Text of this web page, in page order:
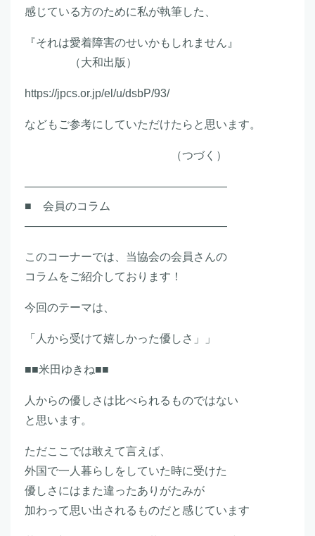
感じている方のために私が執筆した、
『それは愛着障害のせいかもしれません』
（大和出版）
https://jpcs.or.jp/el/u/dsbP/93/
などもご参考にしていただけたらと思います。
（つづく）
――――――――――――――――――
■ 会員のコラム
――――――――――――――――――
このコーナーでは、当協会の会員さんの
コラムをご紹介しております！
今回のテーマは、
「人から受けて嬉しかった優しさ」」
■■米田ゆきね■■
人からの優しさは比べられるものではない
と思います。
ただここでは敢えて言えば、
外国で一人暮らしをしていた時に受けた
優しさにはまた違ったありがたみが
加わって思い出されるものだと感じています